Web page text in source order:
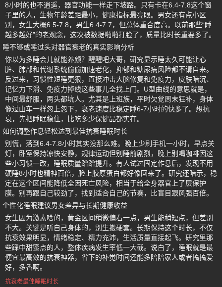
8小时的也不逍遥，器官功能一样走下坡路。只有卡在6.4-7.8这个窗
子里的人，生物年龄差距最小，健康指标最亮眼。男女还有点小区
别，女生大概6.5-7.8，男生6.4-7.7，但总体重合度高。以前那些“睡
越多越好”的老观念，这次被数据啪啪打脸了，质量比时长重要多了。
睡不够或睡过头对器官衰老的真实影响分析
你以为多睡会儿就能养颜？醒醒吧大哥，研究显示睡太久可能让心
脏、肺部和代谢系统偷偷加速老化，抑郁和糖尿病风险都不请自来。
反过来，习惯性短睡更狠，直接冲击大脑修复和免疫力，皮肤暗沉、
记忆力下滑、免疫力掉线这些事儿全找上门。U型曲线的意思就是，
中间最舒服，两头都坑人。尤其是上班族，平时欠觉周末狂补，身体
像过山车一样忽上忽下，衰老速度比稳定睡6-7小时的快多了。想抗
衰，先把睡眠稳住，比吃多少保健品都实在。
如何调整作息轻松达到最佳抗衰睡眠时长
别慌，落到6.4-7.8小时其实没那么难。晚上少刷手机一小时，早点关
灯，卧室保持凉快安静，规律运动但别睡前剧烈，晚上别喝咖啡因这
些小习惯一改，睡眠质量蹭蹭提升。有人试过固定作息后，发现不用
硬睡8小时也精神百倍，脸上胶原蛋白都好像回来了。研究还暗示，稳
定在这个区间能降低全因死亡风险，相当于给全身器官上了层保护
膜。别再跟自己较劲了，找到适合自己的节奏，比盲目跟风强百倍。
个性化睡眠建议男女差异与长期健康收益
女生因为激素啥的，黄金区间稍微偏右一点，男生能稍短点，但差别
不大。关键是听自己身体的，别生搬硬套。长期保持这个时长，不仅
抗衰效果明显，情绪稳定、精力充沛，生活质量直接起飞。研究里那
些踩中甜蜜点的人，整体疾病发生率低一大截。说白了，睡眠就是最
便宜最高效的抗衰神器，省下的补觉时间还能多陪陪家人或者搞搞爱
好，多香啊。
抗衰老最佳睡眠时长